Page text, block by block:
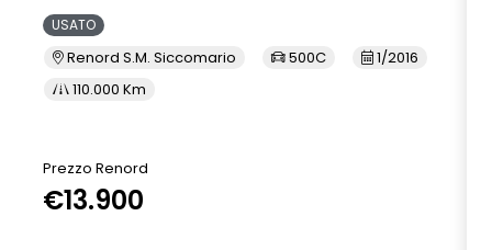
USATO
Renord S.M. Siccomario 500C
1/2016
110.000 Km
Prezzo Renord
€13.900